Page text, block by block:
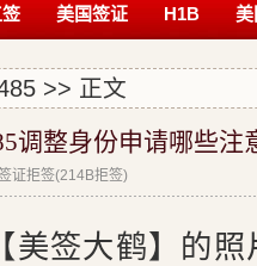
美国签证 H1B 美
>> 正文
调整身份申请哪些注
证拒签(214B拒签)
美签大鹤】的